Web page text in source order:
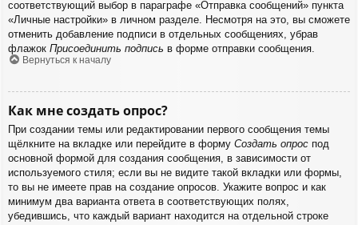
соответствующий выбор в параграфе «Отправка сообщений» пункта
«Личные настройки» в личном разделе. Несмотря на это, вы сможете
отменить добавление подписи в отдельных сообщениях, убрав
флажок Присоединить подпись в форме отправки сообщения.
Вернуться к началу
Как мне создать опрос?
При создании темы или редактировании первого сообщения темы
щёлкните на вкладке или перейдите в форму Создать опрос под
основной формой для создания сообщения, в зависимости от
используемого стиля; если вы не видите такой вкладки или формы,
то вы не имеете прав на создание опросов. Укажите вопрос и как
минимум два варианта ответа в соответствующих полях,
убедившись, что каждый вариант находится на отдельной строке